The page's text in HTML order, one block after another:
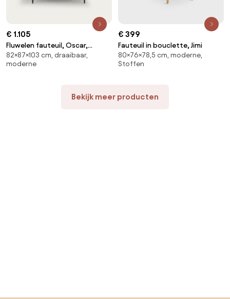
€ 1.105
Fluwelen fauteuil, Oscar,
ontwerp Emmanuel Gallina
82×87×103 cm, draaibaar,
moderne
€ 399
Fauteuil in bouclette, Jimi
80×76×78,5 cm, moderne,
Stoffen
Bekijk meer producten